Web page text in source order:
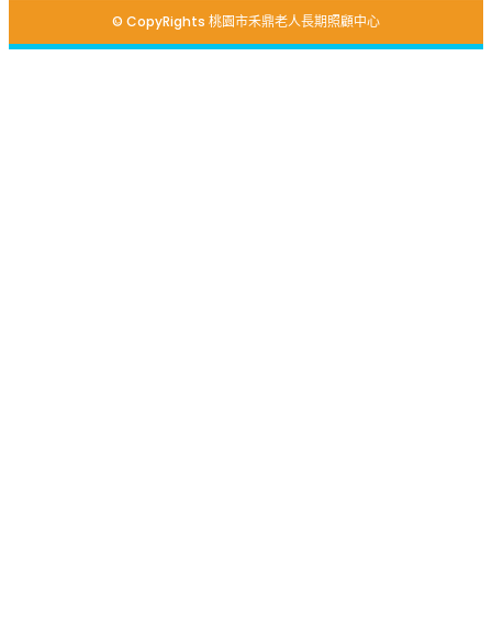
© CopyRights 桃園市禾鼎老人長期照顧中心